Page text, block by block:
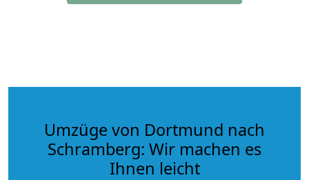
Umzüge von Dortmund nach
Schramberg: Wir machen es
Ihnen leicht